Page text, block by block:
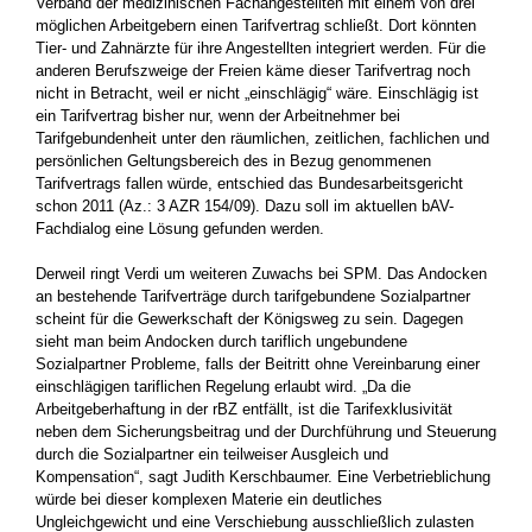
möglichen Arbeitgebern einen Tarifvertrag schließt. Dort könnten
Tier- und Zahnärzte für ihre Angestellten integriert werden. Für die
anderen Berufszweige der Freien käme dieser Tarifvertrag noch
nicht in Betracht, weil er nicht „einschlägig“ wäre. Einschlägig ist
ein Tarifvertrag bisher nur, wenn der Arbeitnehmer bei
Tarifgebundenheit unter den räumlichen, zeitlichen, fachlichen und
persönlichen Geltungsbereich des in Bezug genommenen
Tarifvertrags fallen würde, entschied das Bundesarbeitsgericht
schon 2011 (Az.: 3 AZR 154/09). Dazu soll im aktuellen bAV-
Fachdialog eine Lösung gefunden werden.
Derweil ringt Verdi um weiteren Zuwachs bei SPM. Das Andocken
an bestehende Tarifverträge durch tarifgebundene Sozialpartner
scheint für die Gewerkschaft der Königsweg zu sein. Dagegen
sieht man beim Andocken durch tariflich ungebundene
Sozialpartner Probleme, falls der Beitritt ohne Vereinbarung einer
einschlägigen tariflichen Regelung erlaubt wird. „Da die
Arbeitgeberhaftung in der rBZ entfällt, ist die Tarifexklusivität
neben dem Sicherungsbeitrag und der Durchführung und Steuerung
durch die Sozialpartner ein teilweiser Ausgleich und
Kompensation“, sagt Judith Kerschbaumer. Eine Verbetrieblichung
würde bei dieser komplexen Materie ein deutliches
Ungleichgewicht und eine Verschiebung ausschließlich zulasten